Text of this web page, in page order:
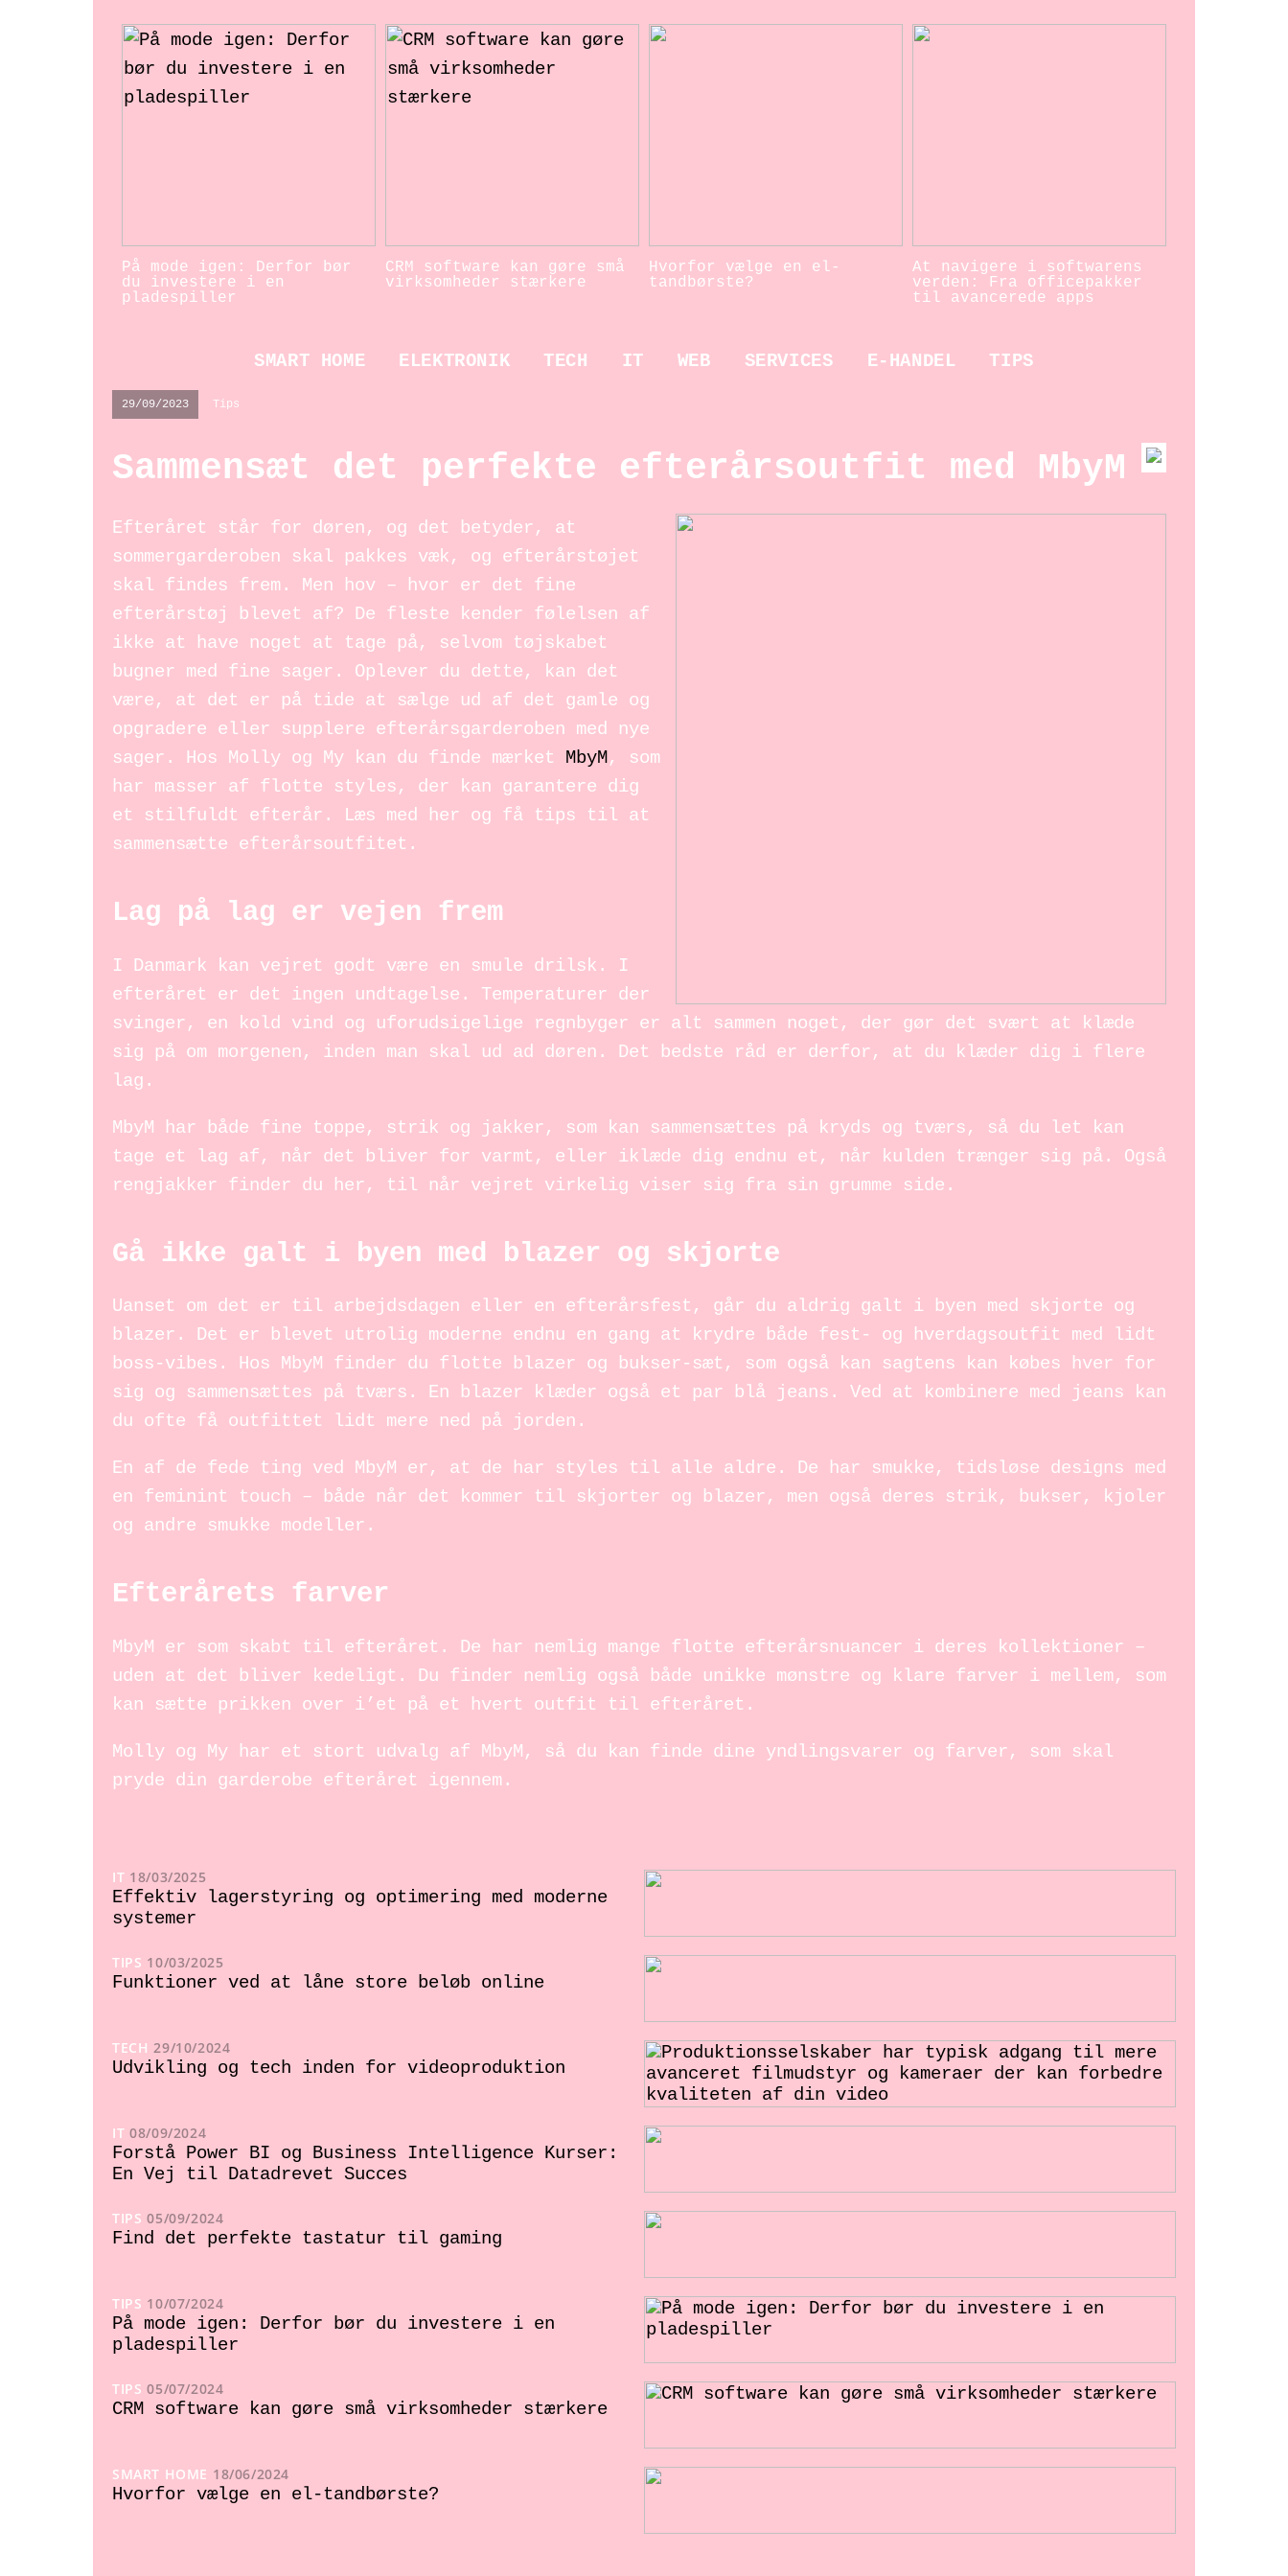
På mode igen: Derfor bør
du investere i en
pladespiller
CRM software kan gøre små
virksomheder stærkere
Hvorfor vælge en el-
tandbørste?
At navigere i softwarens
verden: Fra officepakker
til avancerede apps
SMART HOME ELEKTRONIK TECH IT WEB SERVICES E-HANDEL TIPS
29/09/2023 Tips
Sammensæt det perfekte efterårsoutfit med MbyM
Efteråret står for døren, og det betyder, at
sommergarderoben skal pakkes væk, og efterårstøjet
skal findes frem. Men hov – hvor er det fine
efterårstøj blevet af? De fleste kender følelsen af
ikke at have noget at tage på, selvom tøjskabet
bugner med fine sager. Oplever du dette, kan det
være, at det er på tide at sælge ud af det gamle og
opgradere eller supplere efterårsgarderoben med nye
sager. Hos Molly og My kan du finde mærket MbyM, som
har masser af flotte styles, der kan garantere dig
et stilfuldt efterår. Læs med her og få tips til at
sammensætte efterårsoutfitet.
Lag på lag er vejen frem
I Danmark kan vejret godt være en smule drilsk. I
efteråret er det ingen undtagelse. Temperaturer der
svinger, en kold vind og uforudsigelige regnbyger er alt sammen noget, der gør det svært at klæde
sig på om morgenen, inden man skal ud ad døren. Det bedste råd er derfor, at du klæder dig i flere
lag.
MbyM har både fine toppe, strik og jakker, som kan sammensættes på kryds og tværs, så du let kan
tage et lag af, når det bliver for varmt, eller iklæde dig endnu et, når kulden trænger sig på. Også
rengjakker finder du her, til når vejret virkelig viser sig fra sin grumme side.
Gå ikke galt i byen med blazer og skjorte
Uanset om det er til arbejdsdagen eller en efterårsfest, går du aldrig galt i byen med skjorte og
blazer. Det er blevet utrolig moderne endnu en gang at krydre både fest- og hverdagsoutfit med lidt
boss-vibes. Hos MbyM finder du flotte blazer og bukser-sæt, som også kan sagtens kan købes hver for
sig og sammensættes på tværs. En blazer klæder også et par blå jeans. Ved at kombinere med jeans kan
du ofte få outfittet lidt mere ned på jorden.
En af de fede ting ved MbyM er, at de har styles til alle aldre. De har smukke, tidsløse designs med
en feminint touch – både når det kommer til skjorter og blazer, men også deres strik, bukser, kjoler
og andre smukke modeller.
Efterårets farver
MbyM er som skabt til efteråret. De har nemlig mange flotte efterårsnuancer i deres kollektioner –
uden at det bliver kedeligt. Du finder nemlig også både unikke mønstre og klare farver i mellem, som
kan sætte prikken over i’et på et hvert outfit til efteråret.
Molly og My har et stort udvalg af MbyM, så du kan finde dine yndlingsvarer og farver, som skal
pryde din garderobe efteråret igennem.
IT 18/03/2025
Effektiv lagerstyring og optimering med moderne
systemer
TIPS 10/03/2025
Funktioner ved at låne store beløb online
TECH 29/10/2024
Udvikling og tech inden for videoproduktion
IT 08/09/2024
Forstå Power BI og Business Intelligence Kurser:
En Vej til Datadrevet Succes
TIPS 05/09/2024
Find det perfekte tastatur til gaming
TIPS 10/07/2024
På mode igen: Derfor bør du investere i en
pladespiller
TIPS 05/07/2024
CRM software kan gøre små virksomheder stærkere
SMART HOME 18/06/2024
Hvorfor vælge en el-tandbørste?